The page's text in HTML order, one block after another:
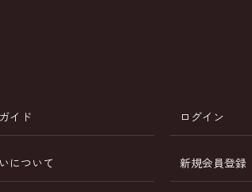
イド
について
ログイン
新規会員登録